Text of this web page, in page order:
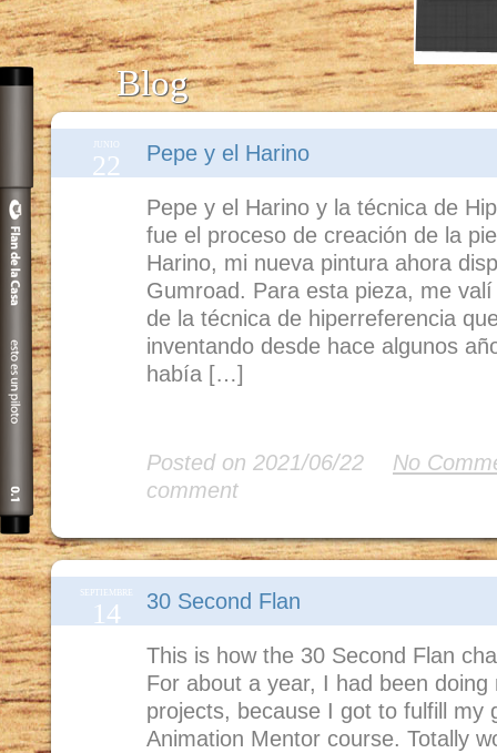
Blog
JUNIO
22 Pepe y el Harino
Pepe y el Harino y la técnica de
fue el proceso de creación de la
Harino, mi nueva pintura ahora
Gumroad. Para esta pieza, me
de la técnica de hiperreferencia
inventando desde hace algunos
había […]
Posted on 2021/06/22
No
comment
SEPTIEMBRE
14 30 Second Flan
This is how the 30 Second Flan
For about a year, I had been doing
projects, because I got to fulfill my
Animation Mentor course. Totally